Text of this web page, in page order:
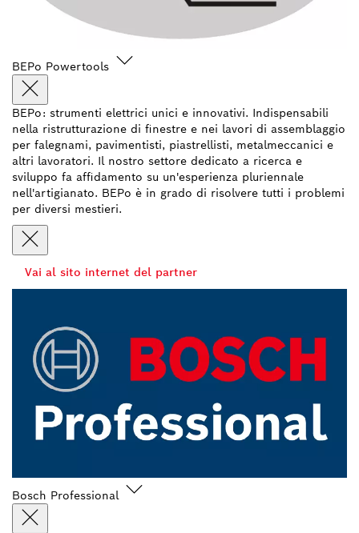
BEPo Powertools
BEPo: strumenti elettrici unici e innovativi. Indispensabili
nella ristrutturazione di finestre e nei lavori di assemblaggio
per falegnami, pavimentisti, piastrellisti, metalmeccanici e
altri lavoratori. Il nostro settore dedicato a ricerca e
sviluppo fa affidamento su un'esperienza pluriennale
nell'artigianato. BEPo è in grado di risolvere tutti i problemi
per diversi mestieri.
Vai al sito internet del partner
Bosch Professional